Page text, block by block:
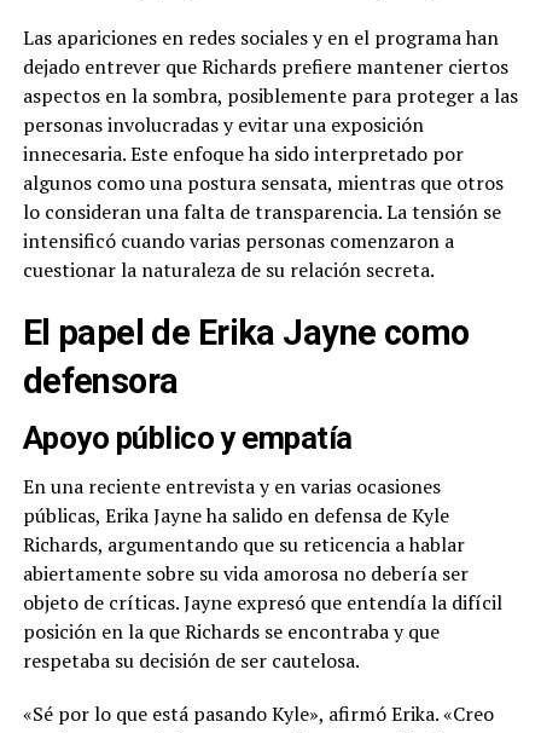
Las apariciones en redes sociales y en el programa han
dejado entrever que Richards prefiere mantener ciertos
aspectos en la sombra, posiblemente para proteger a las
personas involucradas y evitar una exposición
innecesaria. Este enfoque ha sido interpretado por
algunos como una postura sensata, mientras que otros
lo consideran una falta de transparencia. La tensión se
intensificó cuando varias personas comenzaron a
cuestionar la naturaleza de su relación secreta.
El papel de Erika Jayne como
defensora
Apoyo público y empatía
En una reciente entrevista y en varias ocasiones
públicas, Erika Jayne ha salido en defensa de Kyle
Richards, argumentando que su reticencia a hablar
abiertamente sobre su vida amorosa no debería ser
objeto de críticas. Jayne expresó que entendía la difícil
posición en la que Richards se encontraba y que
respetaba su decisión de ser cautelosa.
«Sé por lo que está pasando Kyle», afirmó Erika. «Creo